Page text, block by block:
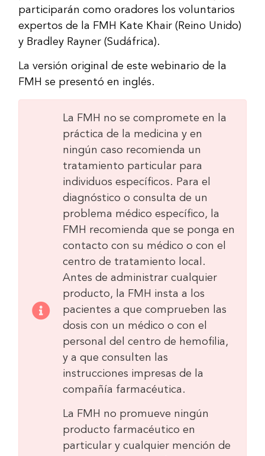
participarán como oradores los voluntarios
expertos de la FMH Kate Khair (Reino Unido)
y Bradley Rayner (Sudáfrica).
La versión original de este webinario de la
FMH se presentó en inglés.
La FMH no se compromete en la
práctica de la medicina y en
ningún caso recomienda un
tratamiento particular para
individuos específicos. Para el
diagnóstico o consulta de un
problema médico específico, la
FMH recomienda que se ponga en
contacto con su médico o con el
centro de tratamiento local.
Antes de administrar cualquier
producto, la FMH insta a los
pacientes a que comprueben las
dosis con un médico o con el
personal del centro de hemofilia,
y a que consulten las
instrucciones impresas de la
compañía farmacéutica.
La FMH no promueve ningún
producto farmacéutico en
particular y cualquier mención de